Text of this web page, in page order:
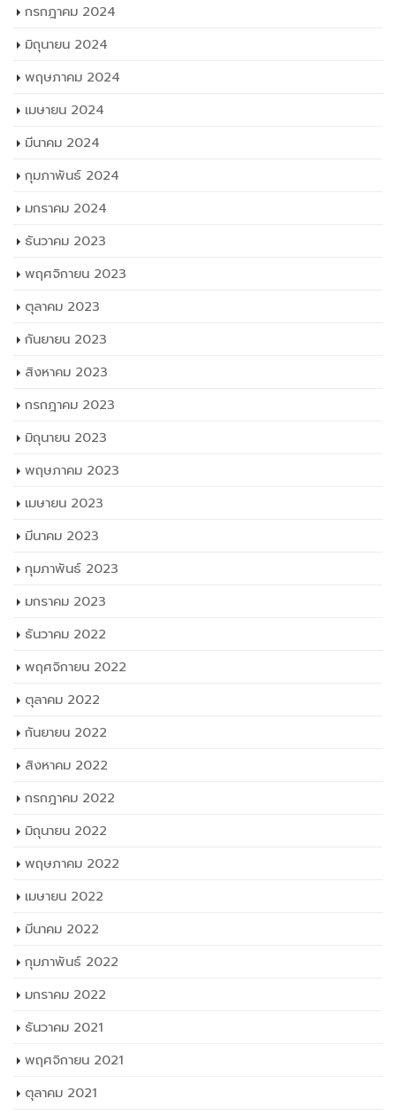
กรกฎาคม 2024
มิถุนายน 2024
พฤษภาคม 2024
เมษายน 2024
มีนาคม 2024
กุมภาพันธ์ 2024
มกราคม 2024
ธันวาคม 2023
พฤศจิกายน 2023
ตุลาคม 2023
กันยายน 2023
สิงหาคม 2023
กรกฎาคม 2023
มิถุนายน 2023
พฤษภาคม 2023
เมษายน 2023
มีนาคม 2023
กุมภาพันธ์ 2023
มกราคม 2023
ธันวาคม 2022
พฤศจิกายน 2022
ตุลาคม 2022
กันยายน 2022
สิงหาคม 2022
กรกฎาคม 2022
มิถุนายน 2022
พฤษภาคม 2022
เมษายน 2022
มีนาคม 2022
กุมภาพันธ์ 2022
มกราคม 2022
ธันวาคม 2021
พฤศจิกายน 2021
ตุลาคม 2021